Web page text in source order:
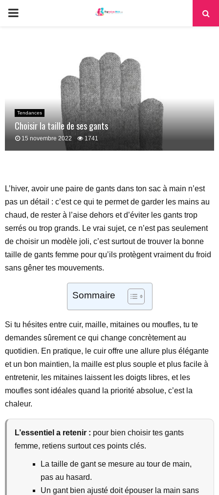
PRIMARY
Tendances
Choisir la taille de ses gants
15 novembre 2022 1741
L’hiver, avoir une paire de gants dans ton sac à main n’est
pas un détail : c’est ce qui te permet de garder les mains au
chaud, de rester à l’aise dehors et d’éviter les gants trop
serrés ou trop grands. Le vrai sujet, ce n’est pas seulement
de choisir un modèle joli, c’est surtout de trouver la bonne
taille de gants femme pour qu’ils protègent vraiment du froid
sans gêner tes mouvements.
Sommaire
Si tu hésites entre cuir, maille, mitaines ou moufles, tu te
demandes sûrement ce qui change concrètement au
quotidien. En pratique, le cuir offre une allure plus élégante
et un bon maintien, la maille est plus souple et plus facile à
entretenir, les mitaines laissent les doigts libres, et les
moufles sont idéales quand la priorité absolue, c’est la
chaleur.
L’essentiel a retenir : pour bien choisir tes gants
femme, retiens surtout ces points clés.
La taille de gant se mesure au tour de main,
pas au hasard.
Un gant bien ajusté doit épouser la main sans